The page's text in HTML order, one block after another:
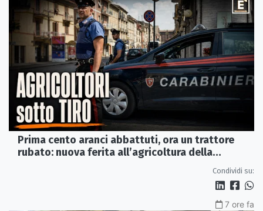
Prima cento aranci abbattuti, ora un trattore
rubato: nuova ferita all’agricoltura della
Condividi su:
7 ore fa